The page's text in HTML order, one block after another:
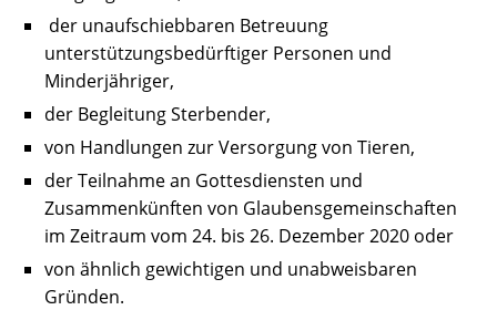
der unaufschiebbaren Betreuung
unterstützungsbedürftiger Personen und
Minderjähriger,
der Begleitung Sterbender,
von Handlungen zur Versorgung von Tieren,
der Teilnahme an Gottesdiensten und
Zusammenkünften von Glaubensgemeinschaften
im Zeitraum vom 24. bis 26. Dezember 2020 oder
von ähnlich gewichtigen und unabweisbaren
Gründen.